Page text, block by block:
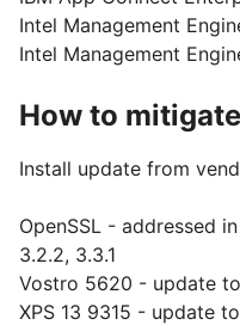
Intel Management
Intel Management
How to
Install update from
OpenSSL - addressed in
3.2.2, 3.3.1
Vostro 5620 - update to
XPS 13 9315 - update